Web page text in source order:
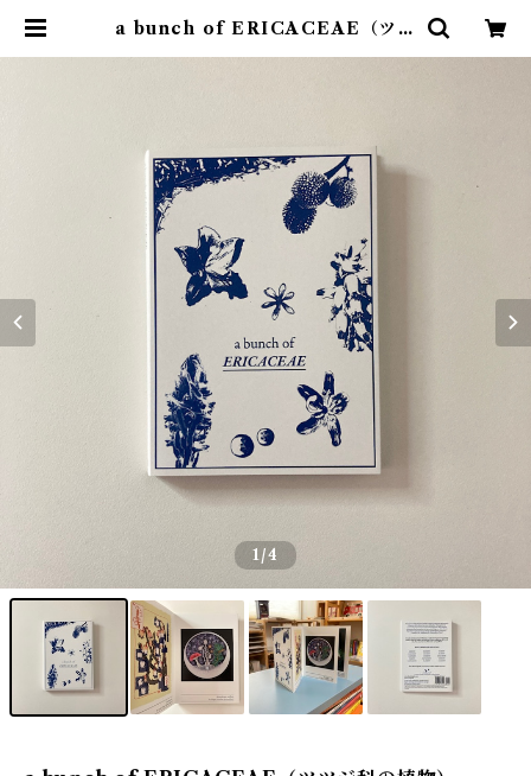
a bunch of ERICACEAE（ツツ
1/4